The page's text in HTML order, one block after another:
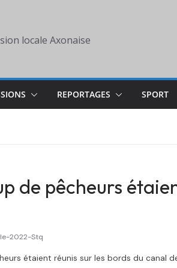
locale Axonaise
REPORTAGES SPORT
de pêcheurs
2022-Stq
étaient réunis sur les bords du canal